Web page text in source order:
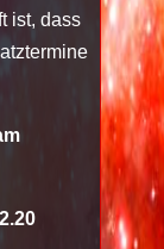
ist, dass